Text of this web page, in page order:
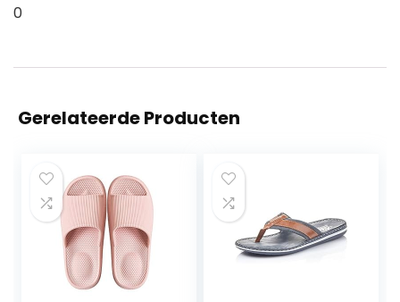
0
Gerelateerde Producten